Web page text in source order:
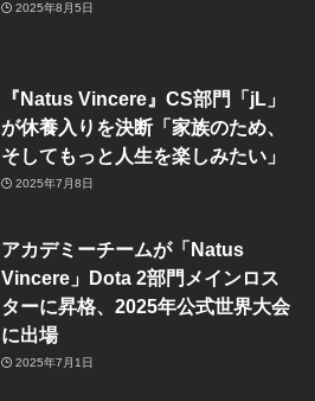
2025年8月5日
『Natus Vincere』CS部門「jL」
が休養入りを決断「家族のため、
そしてもっと人生を楽しみたい」
2025年7月8日
アカデミーチームが「Natus
Vincere」Dota 2部門メインロス
ターに昇格、2025年公式世界大会
に出場
2025年7月1日